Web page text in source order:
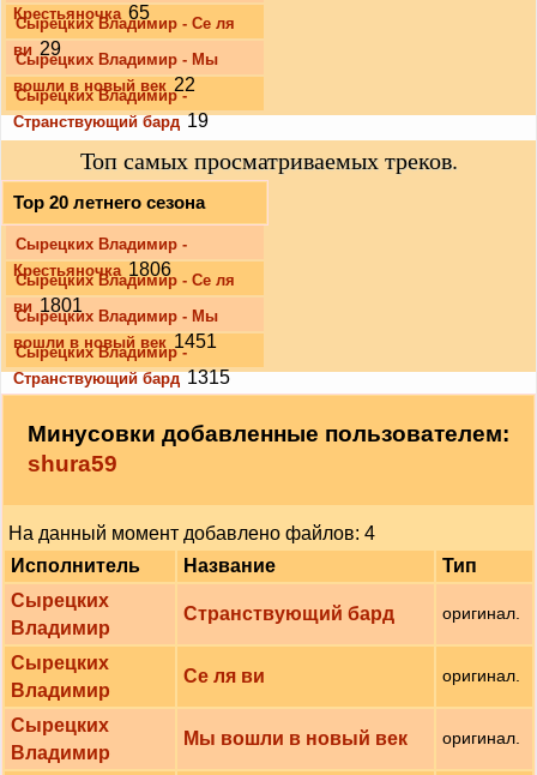
Крестьяночка 65
Сырецких Владимир - Се ля
ви 29
Сырецких Владимир - Мы
вошли в новый век 22
Сырецких Владимир -
Странствующий бард19
Топ самых просматриваемых треков.
Top 20 летнего сезона
Сырецких Владимир -
Крестьяночка 1806
Сырецких Владимир - Се ля
ви 1801
Сырецких Владимир - Мы
вошли в новый век 1451
Сырецких Владимир -
Странствующий бард1315
Минусовки добавленные пользователем:
shura59
На данный момент добавлено файлов: 4
Исполнитель
Название
Тип
Сырецких
Владимир
Странствующий бард оригинал.
Сырецких
Владимир
Се ля ви оригинал.
Сырецких
Владимир
Мы вошли в новый век оригинал.